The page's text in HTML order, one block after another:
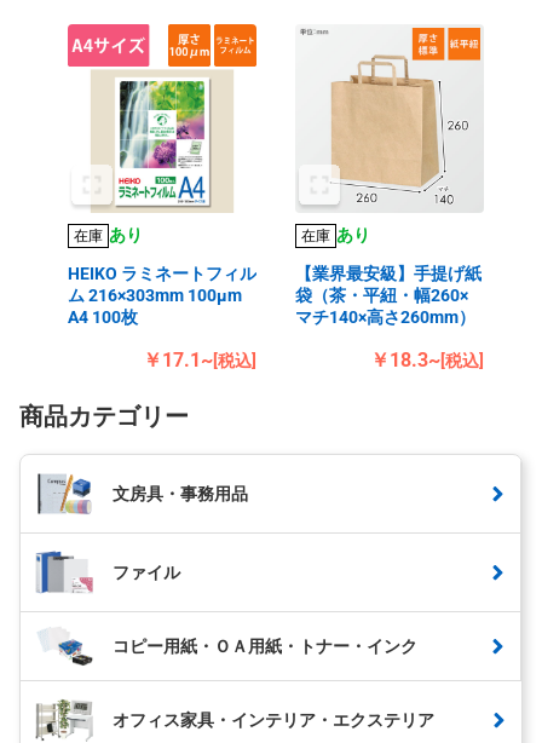
在庫 あり
HEIKO ラミネートフィル
ム 216×303mm 100μm
A4 100枚
￥17.1~[税込]
在庫 あり
【業界最安級】手提げ紙
袋（茶・平紐・幅260×
マチ140×高さ260mm）
￥18.3~[税込]
商品カテゴリー
文房具・事務用品
ファイル
コピー用紙・ＯＡ用紙・トナー・インク
オフィス家具・インテリア・エクステリア